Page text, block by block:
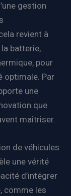
gestion
revient à
batterie,
pour
optimale. Par
une
que
maîtriser.
de véhicules
une vérité
d’intégrer
comme les